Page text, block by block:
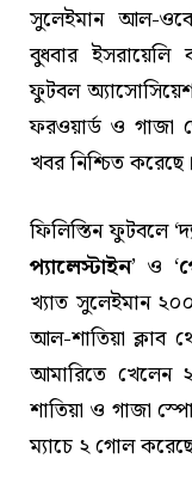
সুলেইমান আল-
বুধবার ইসরায়েলি
ফুটবল
ফরওয়ার্ড ও গাজা
খবর নিশ্চিত করেছে।
ফিলিস্তিন ফুটবলে
প্যালেস্টাইন’ ও ‘
খ্যাত সুলেইমান
আল-শাতিয়া ক্লাব
আমারিতে খেলেন
শাতিয়া ও গাজা
ম্যাচে ২ গোল